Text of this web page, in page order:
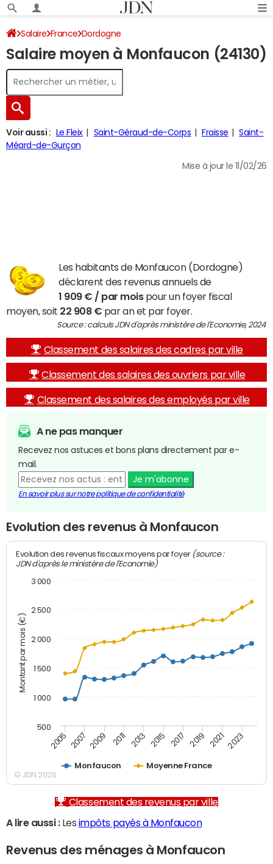
Salaire France Dordogne
Salaire moyen à Monfaucon (24130)
Voir aussi : Le Fleix Saint-Géraud-de-Corps Fraisse
Saint-
Méard-de-Gurçon
Mise à jour le 11/02/26
Les habitants de Monfaucon (Dordogne)
déclarent des revenus annuels de
1 909 € / par moispour un foyer fiscal
moyen, soit 22 908 € par an et par foyer.
Source : calculs JDN d'après ministère de l'Economie, 2024
Classement des salaires des cadres par ville
Classement des salaires des ouvriers par ville
Classement des salaires des employés par ville
A ne pas manquer
Recevez nos astuces et bons plans directement par e-
mail.
Je m'abonne
En savoir plus sur notre politique de confidentialité
Evolution des revenus à Monfaucon
Montant par mois (€)
Evolution des revenus fiscaux moyens par foyer (source :
JDN d'après le ministère de l'Economie)
Monfaucon Moyenne France
2005 2007 2009 2011 2013 2015 2017 2019 2021 2023
500
1 000
1 500
2 000
2 500
3 000
© JDN 2026
Classement des revenus par ville
A lire aussi :Les impôts payés à Monfaucon
Revenus des ménages à Monfaucon